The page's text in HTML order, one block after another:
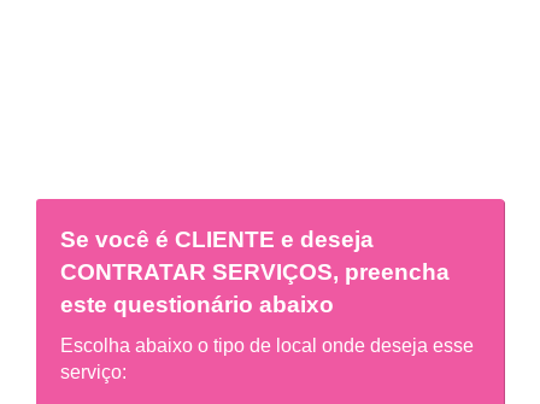
Se você é CLIENTE e deseja
CONTRATAR SERVIÇOS, preencha
este questionário abaixo
Escolha abaixo o tipo de local onde deseja esse
serviço: